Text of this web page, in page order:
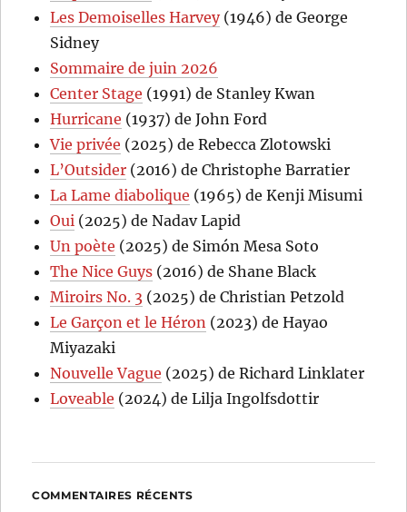
Les Demoiselles Harvey(1946) de George
Sidney
Sommaire de juin 2026
Center Stage (1991) de Stanley Kwan
Hurricane (1937) de John Ford
Vie privée (2025) de Rebecca Zlotowski
L’Outsider (2016) de Christophe Barratier
La Lame diabolique (1965) de Kenji Misumi
Oui (2025) de Nadav Lapid
Un poète (2025) de Simón Mesa Soto
The Nice Guys (2016) de Shane Black
Miroirs No. 3 (2025) de Christian Petzold
Le Garçon et le Héron (2023) de Hayao
Miyazaki
Nouvelle Vague (2025) de Richard Linklater
Loveable (2024) de Lilja Ingolfsdottir
COMMENTAIRES RÉCENTS